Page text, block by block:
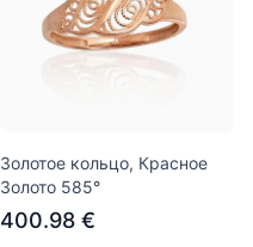
Золотое кольцо, Красное
Золото 585°
400.98 €